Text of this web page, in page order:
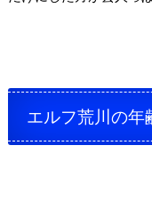
エルフ荒川の年